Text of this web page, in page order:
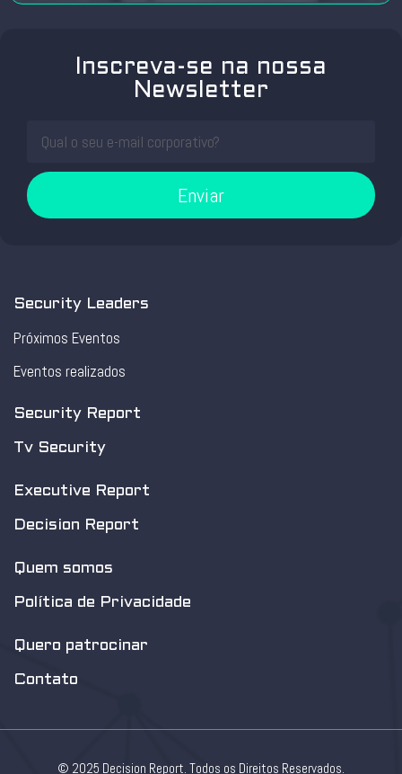
Inscreva-se na nossa
Newsletter
Enviar
Security Leaders
Próximos Eventos
Eventos realizados
Security Report
Tv Security
Executive Report
Decision Report
Quem somos
Política de Privacidade
Quero patrocinar
Contato
© 2025 Decision Report. Todos os Direitos Reservados.